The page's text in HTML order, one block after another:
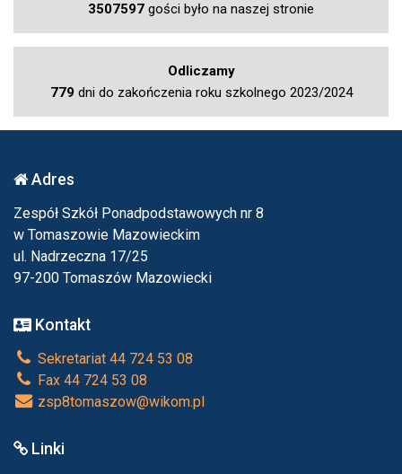
3507597 gości było na naszej stronie
Odliczamy
779 dni do zakończenia roku szkolnego 2023/2024
Adres
Zespół Szkół Ponadpodstawowych nr 8
w Tomaszowie Mazowieckim
ul. Nadrzeczna 17/25
97-200 Tomaszów Mazowiecki
Kontakt
Sekretariat 44 724 53 08
Fax 44 724 53 08
zsp8tomaszow@wikom.pl
Linki